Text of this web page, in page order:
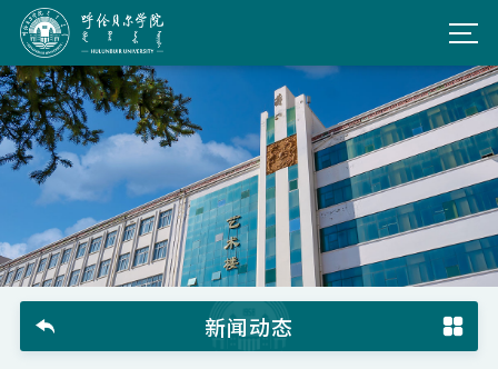
新闻动态